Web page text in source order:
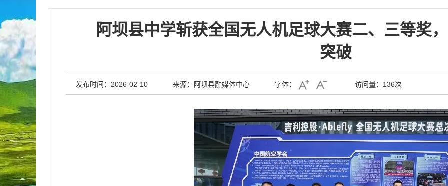
阿坝县中学斩获全国无人机足球大赛二、三等奖
突破
发布时间：2026-02-10 来源：阿坝县融媒体中心 字体： 访问量： 136次